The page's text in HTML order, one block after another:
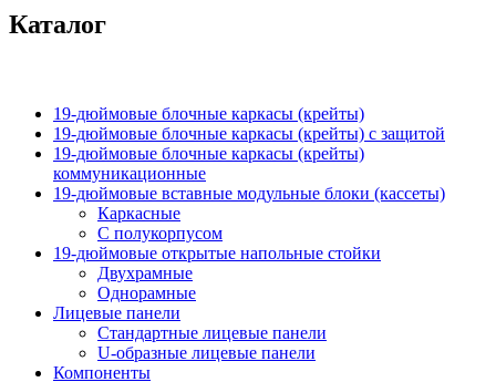
Каталог
19-дюймовые блочные каркасы (крейты)
19-дюймовые блочные каркасы (крейты) с защитой
19-дюймовые блочные каркасы (крейты)
коммуникационные
19-дюймовые вставные модульные блоки (кассеты)
Каркасные
С полукорпусом
19-дюймовые открытые напольные стойки
Двухрамные
Однорамные
Лицевые панели
Стандартные лицевые панели
U-образные лицевые панели
Компоненты